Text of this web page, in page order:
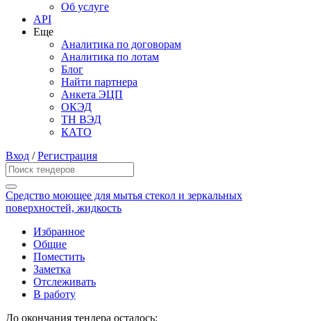
Об услуге
API
Еще
Аналитика по договорам
Аналитика по лотам
Блог
Найти партнера
Анкета ЭЦП
ОКЭД
ТН ВЭД
КАТО
Вход /Регистрация
Средство моющее для мытья стекол и зеркальных
поверхностей, жидкость
Избранное
Общие
Поместить
Заметка
Отслеживать
В работу
До окончания тендера осталось: